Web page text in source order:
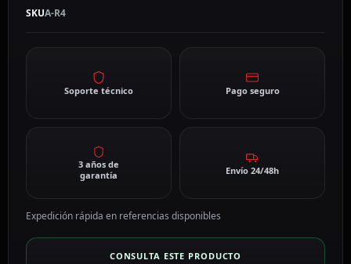
SKUA-R4
Soporte técnico Pago seguro
3 años de
garantía
Envío 24/48h
Expedición rápida en referencias disponibles
CONSULTA ESTE PRODUCTO